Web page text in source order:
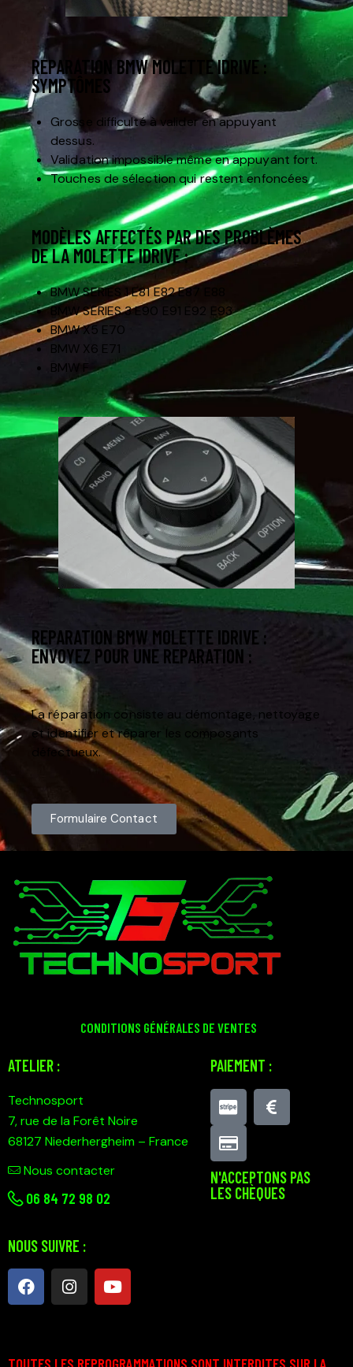
REPARATION BMW MOLETTE IDRIVE :
SYMPTÔMES
Grosse difficulté à valider en appuyant
dessus.
Validation impossible même en appuyant fort.
Touches de sélection qui restent enfoncées
MODÈLES AFFECTÉS PAR DES PROBLÈMES
DE LA MOLETTE IDRIVE :
BMW SERIES 1 E81 E82 E87 E88
BMW SERIES 3 E90 E91 E92 E93
BMW X5 E70
BMW X6 E71
BMW F
REPARATION BMW MOLETTE IDRIVE :
ENVOYEZ POUR UNE REPARATION :
La réparation consiste au démontage, nettoyage
et identifier et réparer les composants
défectueux.
Formulaire Contact
CONDITIONS GÉNÉRALES DE VENTES
ATELIER :
Technosport
7, rue de la Forêt Noire
68127 Niederhergheim – France
Nous contacter
06 84 72 98 02
PAIEMENT :
N'ACCEPTONS PAS
LES CHÈQUES
NOUS SUIVRE :